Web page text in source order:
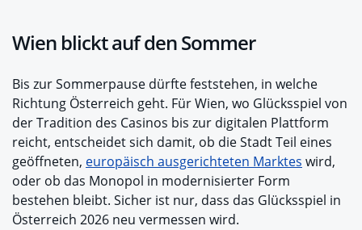
Wien blickt auf den Sommer
Bis zur Sommerpause dürfte feststehen, in welche
Richtung Österreich geht. Für Wien, wo Glücksspiel von
der Tradition des Casinos bis zur digitalen Plattform
reicht, entscheidet sich damit, ob die Stadt Teil eines
geöffneten, europäisch ausgerichteten Marktes wird,
oder ob das Monopol in modernisierter Form
bestehen bleibt. Sicher ist nur, dass das Glücksspiel in
Österreich 2026 neu vermessen wird.